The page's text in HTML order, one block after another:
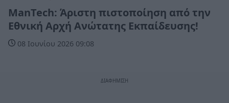
ManTech: Άριστη πιστοποίηση από την
Εθνική Αρχή Ανώτατης Εκπαίδευσης!
08 Ιουνίου 2026 09:08